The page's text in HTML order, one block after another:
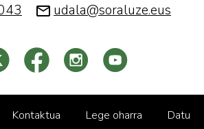
udala@soraluze.eus
Kontaktua Lege oharra
Datu